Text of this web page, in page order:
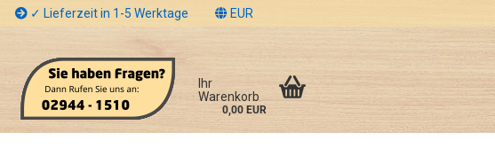
✓ Lieferzeit in 1-5 Werktage
EUR
Ihr
Warenkorb
0,00 EUR